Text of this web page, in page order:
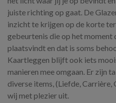
juiste richting op gaat. De
inzicht te krijgen op de korte
gebeurtenis die op het moment
plaatsvindt en dat is soms
Kaartleggen blijft ook iets
manieren mee omgaan. Er zijn
diverse items, (Liefde, Carrière,
wij met plezier uit.